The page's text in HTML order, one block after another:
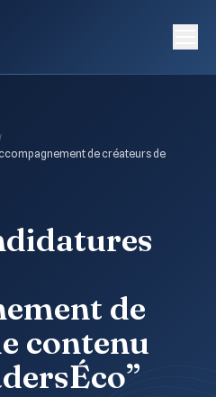
de créateurs de
de
contenu